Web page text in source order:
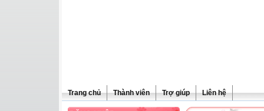
Trang chủ Thành viên Trợ giúp Liên hệ